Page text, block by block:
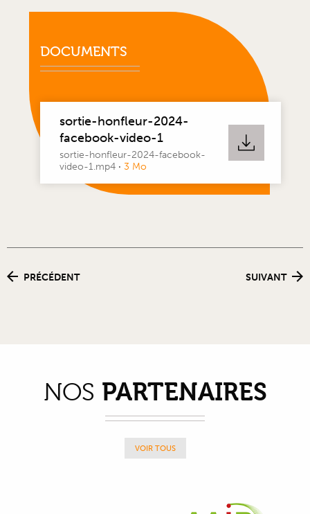
DOCUMENTS
sortie-honfleur-2024-
facebook-video-1
sortie-honfleur-2024-facebook-
video-1.mp4 · 3 Mo
PRÉCÉDENT SUIVANT
NOS PARTENAIRES
VOIR TOUS